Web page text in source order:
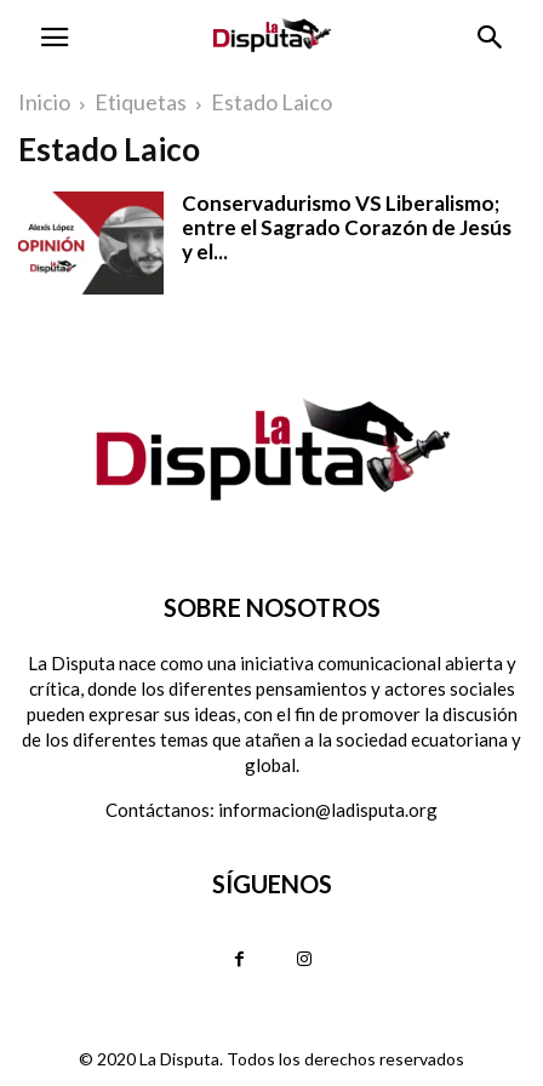
Inicio Etiquetas Estado Laico
Estado Laico
Conservadurismo VS Liberalismo;
entre el Sagrado Corazón de Jesús
y el...
SOBRE NOSOTROS
La Disputa nace como una iniciativa comunicacional abierta y
crítica, donde los diferentes pensamientos y actores sociales
pueden expresar sus ideas, con el fin de promover la discusión
de los diferentes temas que atañen a la sociedad ecuatoriana y
global.
Contáctanos: informacion@ladisputa.org
SÍGUENOS
© 2020 La Disputa. Todos los derechos reservados